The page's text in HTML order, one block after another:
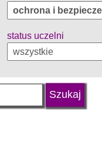
status uczelni